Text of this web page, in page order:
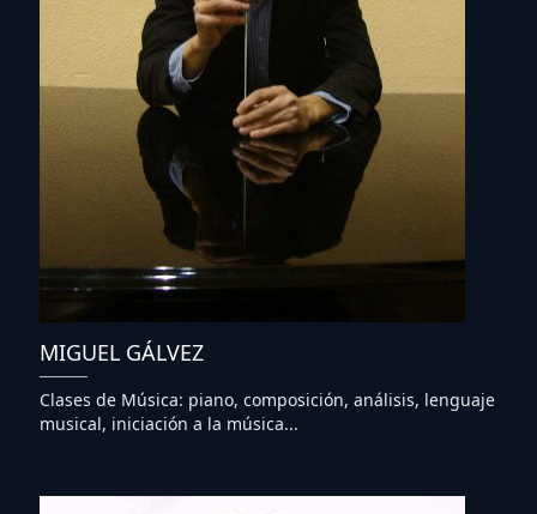
MIGUEL GÁLVEZ
Clases de Música: piano, composición, análisis, lenguaje
musical, iniciación a la música...